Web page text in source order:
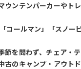
ウンテンパーカーやト
「コールマン」「スノー
節を問わず、チェア・
古のキャンプ・アウト